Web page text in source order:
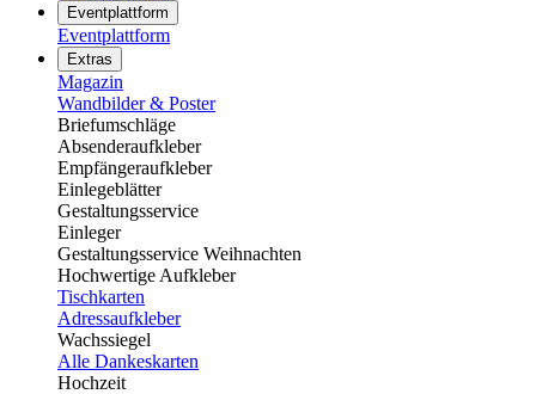
Eventplattform
Eventplattform
Extras
Magazin
Wandbilder & Poster
Briefumschläge
Absenderaufkleber
Empfängeraufkleber
Einlegeblätter
Gestaltungsservice
Einleger
Gestaltungsservice Weihnachten
Hochwertige Aufkleber
Tischkarten
Adressaufkleber
Wachssiegel
Alle Dankeskarten
Hochzeit